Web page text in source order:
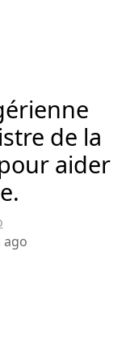
de la
aider
ago